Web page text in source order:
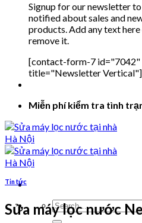
Signup for our newsletter
notified about sales and
products. Add any text
remove it.
[contact-form-7 id="7042"
title="Newsletter Vertical"]
Miễn phí kiểm tra tình
Search
for:
Tin tức
Sửa máy lọc nước